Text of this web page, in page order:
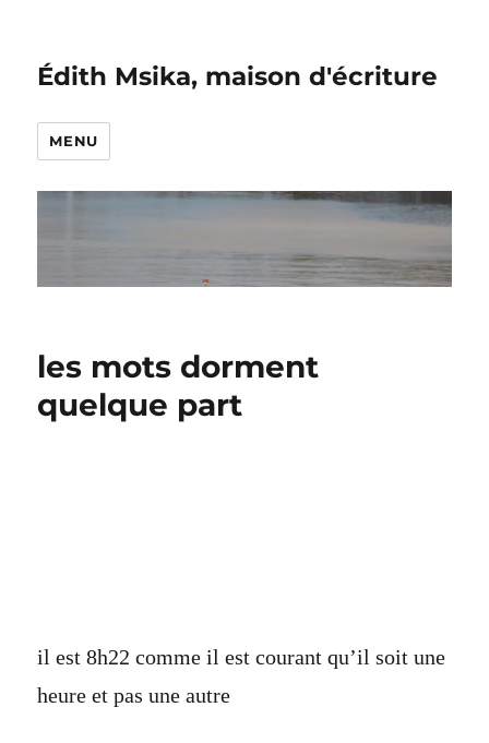
Édith Msika, maison d'écriture
MENU
les mots dorment
quelque part
il est 8h22 comme il est courant qu’il soit une
heure et pas une autre